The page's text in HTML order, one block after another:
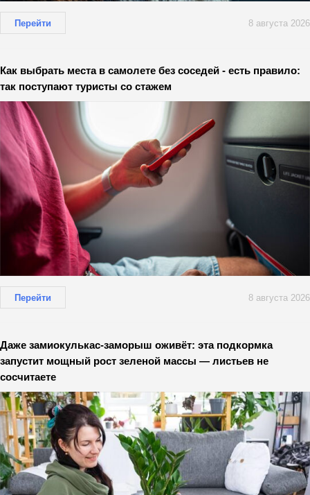
Перейти 8 августа 2026
Как выбрать места в самолете без соседей - есть правило:
так поступают туристы со стажем
Перейти 8 августа 2026
Даже замиокулькас-заморыш оживёт: эта подкормка
запустит мощный рост зеленой массы — листьев не
сосчитаете